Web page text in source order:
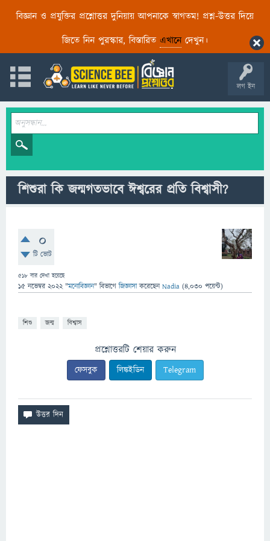
বিজ্ঞান ও প্রযুক্তির প্রশ্নোত্তর দুনিয়ায় আপনাকে স্বাগতম! প্রশ্ন-উত্তর দিয়ে
জিতে নিন পুরস্কার, বিস্তারিত এখানেদেখুন।
লগ ইন
শিশুরা কি জন্মগতভাবে ঈশ্বরের প্রতি বিশ্বাসী?
0
টি ভোট
518 বার দেখা হয়েছে
15 নভেম্বর 2022 "মনোবিজ্ঞান" বিভাগে জিজ্ঞাসাকরেছেনNadia (4,030 পয়েন্ট)
শিশু জন্ম বিশ্বাস
প্রশ্নোত্তরটি শেয়ার করুন
ফেসবুক লিঙ্কইডিন Telegram